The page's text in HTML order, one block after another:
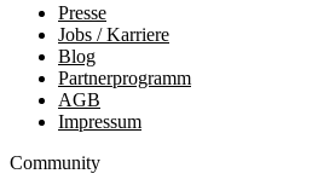
Presse
Jobs / Karriere
Blog
Partnerprogramm
AGB
Impressum
Community